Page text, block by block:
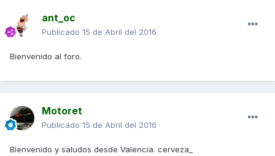
ant_oc
Publicado 15 de Abril del 2016
Bienvenido al foro.
Motoret
Publicado 15 de Abril del 2016
Bienvenido y saludos desde Valencia. cerveza_